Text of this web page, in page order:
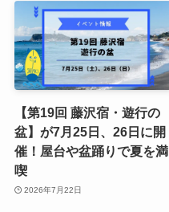
【第19回 藤沢宿・遊行の
盆】が7月25日、26日に開
催！屋台や盆踊りで夏を満
喫
2026年7月22日